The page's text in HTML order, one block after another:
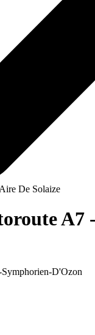
De Solaize
A7
Symphorien-D'Ozon